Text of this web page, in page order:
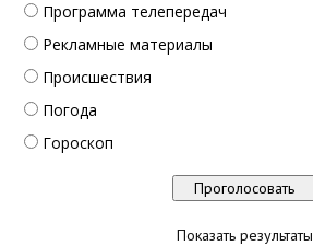
Программа телепередач
Рекламные материалы
Происшествия
Погода
Гороскоп
Показать результаты